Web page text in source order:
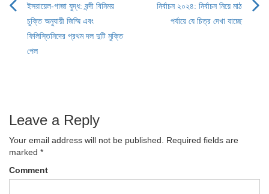
Post
navigation
ইসরায়েল-গাজা যুদ্ধ: বন্দী বিনিময়
চুক্তি অনুযায়ী জিম্মি এবং
ফিলিস্তিনিদের প্রথম দল দুটি মুক্তি
পেল
নির্বাচন ২০২৪: নির্বাচন নিয়ে মাঠ
পর্যায়ে যে চিত্র দেখা যাচ্ছে
Leave a Reply
Your email address will not be published.
Required fields are
marked *
Comment